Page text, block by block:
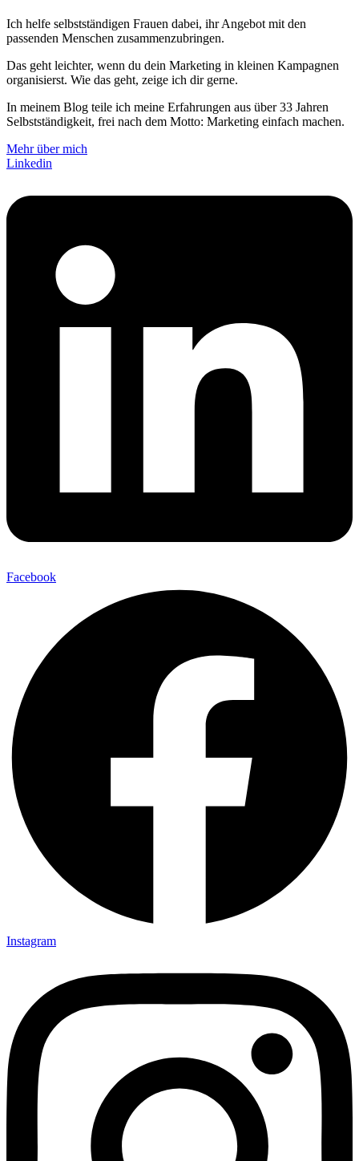
Ich helfe selbstständigen Frauen dabei, ihr Angebot mit den
passenden Menschen zusammen­zu­bringen.
Das geht leichter, wenn du dein Marketing in kleinen Kampagnen
organisierst. Wie das geht, zeige ich dir gerne.
In meinem Blog teile ich meine Erfahrungen aus über 33 Jahren
Selbstständigkeit, frei nach dem Motto: Marketing einfach machen.
Mehr über mich
Linkedin
Facebook
Instagram